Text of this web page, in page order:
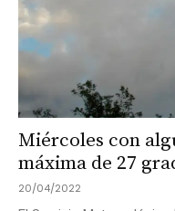
Miércoles con
máxima de 27
20/04/2022